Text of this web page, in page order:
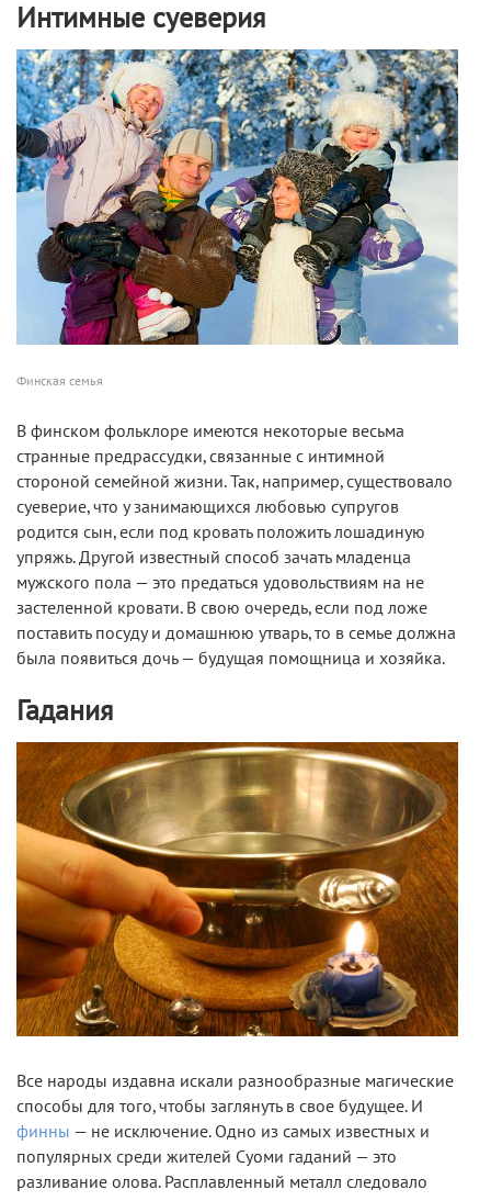
Интимные суеверия
Финская семья
В финском фольклоре имеются некоторые весьма
странные предрассудки, связанные с интимной
стороной семейной жизни. Так, например, существовало
суеверие, что у занимающихся любовью супругов
родится сын, если под кровать положить лошадиную
упряжь. Другой известный способ зачать младенца
мужского пола — это предаться удовольствиям на не
застеленной кровати. В свою очередь, если под ложе
поставить посуду и домашнюю утварь, то в семье должна
была появиться дочь — будущая помощница и хозяйка.
Гадания
Все народы издавна искали разнообразные магические
способы для того, чтобы заглянуть в свое будущее. И
финны — не исключение. Одно из самых известных и
популярных среди жителей Суоми гаданий — это
разливание олова. Расплавленный металл следовало